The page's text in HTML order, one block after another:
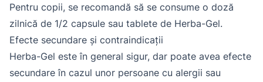
Pentru copii, se recomandă să se consume o doză
zilnică de 1/2 capsule sau tablete de Herba-Gel.
Efecte secundare și contraindicații
Herba-Gel este în general sigur, dar poate avea efecte
secundare în cazul unor persoane cu alergii sau